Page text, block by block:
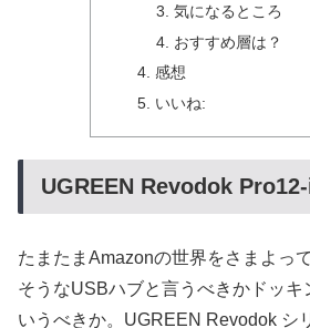
気になるところ
おすすめ層は？
感想
いいね:
UGREEN Revodok
たまたまAmazonの世界をさまよっ
そうなUSBハブと言うべきかドッキ
いうべきか。UGREEN Revodok シ